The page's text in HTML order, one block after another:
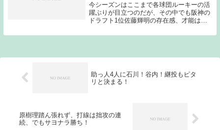
今シーズンはここまで各球団ルーキーの活
躍ぶりが目立つのだが、その中でも阪神の
ドラフト1位佐藤輝明の存在感、才能は際
は全く違った打球を飛ばすことから、その
助っ人4人に石川！谷内！継投もピタ
リと決まる！
原樹理踏ん張れず、打線は拙攻の連
続、でもサヨナラ勝ち！